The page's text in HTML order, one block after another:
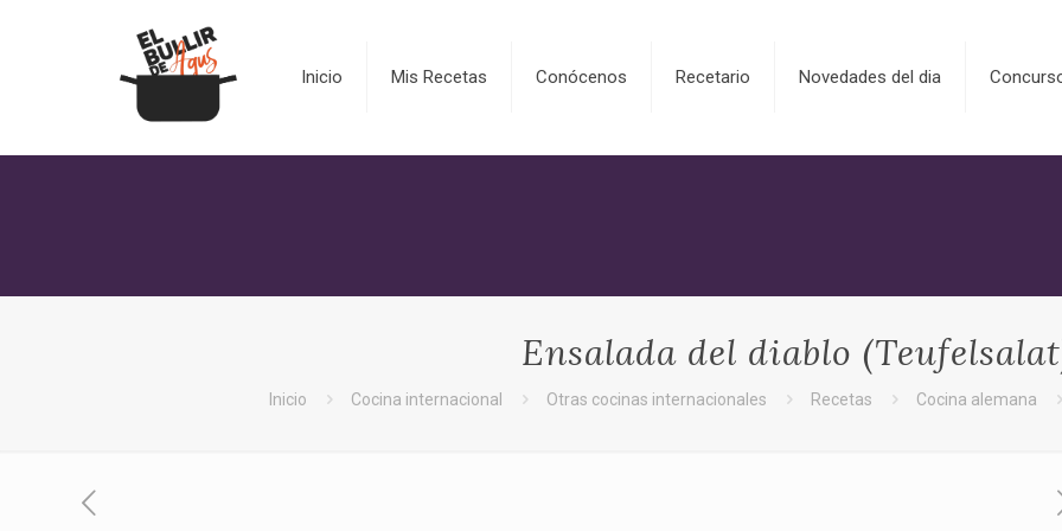
Inicio Mis Recetas Conócenos Recetario Novedades del dia
Ensalada del diablo
Inicio Cocina internacional Otras cocinas internacionales Recetas Cocina alemana